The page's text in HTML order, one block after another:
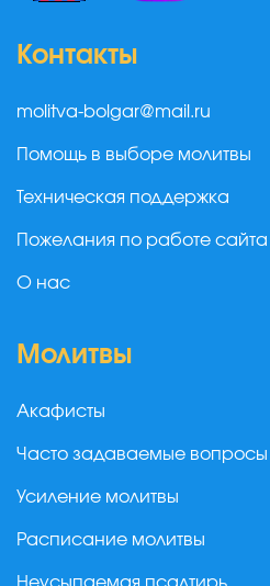
Контакты
molitva-bolgar@mail.ru
Помощь в выборе молитвы
Техническая поддержка
Пожелания по работе сайта
О нас
Молитвы
Акафисты
Часто задаваемые вопросы
Усиление молитвы
Расписание молитвы